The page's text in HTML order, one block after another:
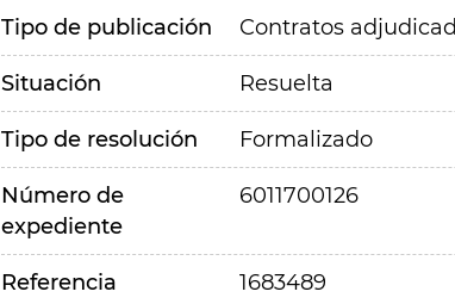
Tipo de publicación Contratos
Situación Resuelta
Tipo de resolución Formalizado
Número de
expediente
6011700126
Referencia 1683489